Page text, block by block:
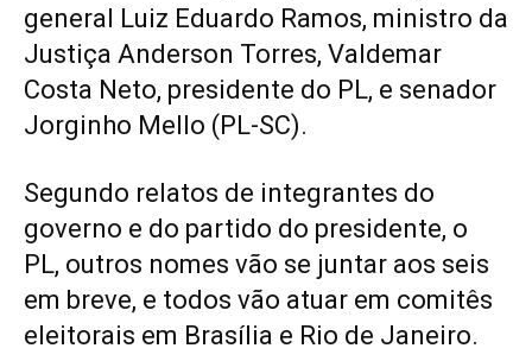
general Luiz Eduardo Ramos, ministro da
Justiça Anderson Torres, Valdemar
Costa Neto, presidente do PL, e senador
Jorginho Mello (PL-SC).
Segundo relatos de integrantes do
governo e do partido do presidente, o
PL, outros nomes vão se juntar aos seis
em breve, e todos vão atuar em comitês
eleitorais em Brasília e Rio de Janeiro.